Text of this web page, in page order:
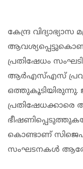
കേന്ദ്ര വിദ്യാഭ്യാസ
പ്രതിഷേധം
ആര്‍എസ്എസ്
ഒത്തുകൂടിയിരുന്നു.
പ്രതിഷേധക്കാരെ
കൊണ്ടാണ്
സംഘടനകള്‍